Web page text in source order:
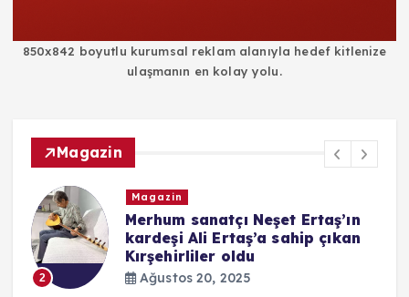
850x842 boyutlu kurumsal reklam alanıyla hedef kitlenize
ulaşmanın en kolay yolu.
Magazin
2
Magazin
Merhum sanatçı Neşet Ertaş’ın
kardeşi Ali Ertaş’a sahip çıkan
Kırşehirliler oldu
Ağustos 20, 2025